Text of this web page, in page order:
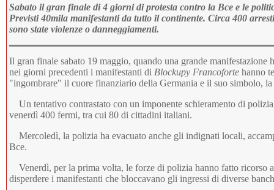
Sabato il gran finale di 4 giorni di protesta contro la Bce e le
Previsti 40mila manifestanti da tutto il continente. Circa 400
sono state violenze o danneggiamenti.
Il gran finale sabato 19 maggio, quando una grande manifestazione
nei giorni precedenti i manifestanti di Blockupy Francoforte hanno
"ingombrare" il cuore finanziario della Germania e il suo simbolo,
Un tentativo contrastato con un imponente schieramento di
venerdì 400 fermi, tra cui 80 di cittadini italiani.
Mercoledì, la polizia ha evacuato anche gli indignati locali,
Bce.
Venerdì, per la prima volta, le forze di polizia hanno fatto ricorso
disperdere i manifestanti che bloccavano gli ingressi di diverse